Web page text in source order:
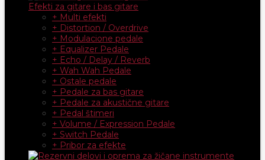
Efekti za gitare i bas gitare
+ Multi efekti
+ Distortion / Overdrive
+ Modulacione pedale
+ Equalizer Pedale
+ Echo / Delay / Reverb
+ Wah Wah Pedale
+ Ostale pedale
+ Pedale za bas gitare
+ Pedale za akustične gitare
+ Pedal štimeri
+ Volume / Expression Pedale
+ Switch Pedale
+ Pribor za efekte